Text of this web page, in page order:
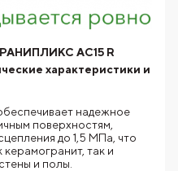
AC15 R
характеристики и
надежное
поверхностям,
до 1,5 МПа, что
керамогранит, так и
и полы.